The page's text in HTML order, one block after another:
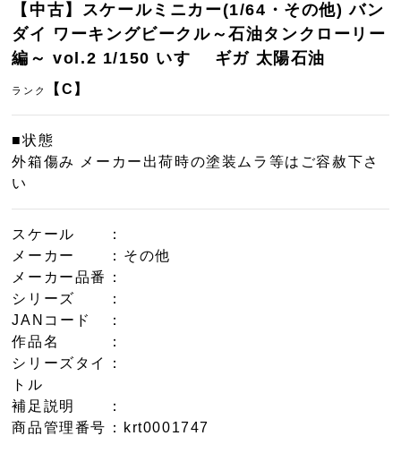
【中古】スケールミニカー(1/64・その他) バン
ダイ ワーキングビークル～石油タンクローリー
編～ vol.2 1/150 いすゞ ギガ 太陽石油
ランク 【C】
■状態
外箱傷み メーカー出荷時の塗装ムラ等はご容赦下さ
い
スケール
：
メーカー
：その他
メーカー品番
：
シリーズ
：
JANコード
：
作品名
：
シリーズタイ
トル
：
補足説明
：
商品管理番号 ：krt0001747